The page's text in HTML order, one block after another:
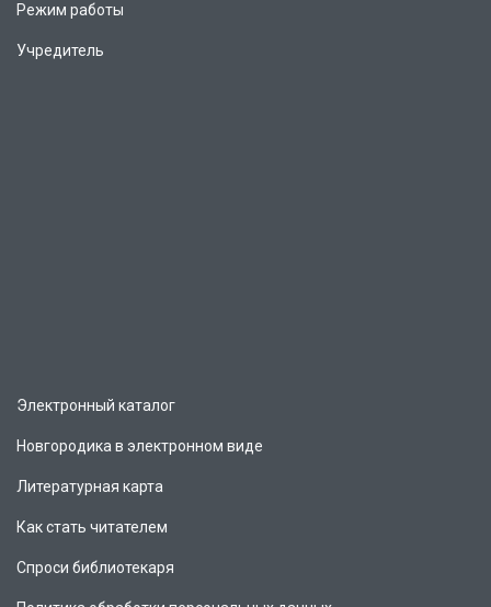
Режим работы
Учредитель
Электронный каталог
Новгородика в электронном виде
Литературная карта
Как стать читателем
Спроси библиотекаря